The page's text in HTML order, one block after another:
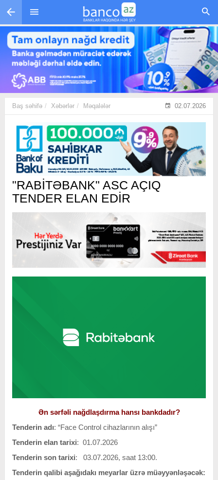
Skip to main content
Baş səhifə Xəbərlər Məqalələr 02.07.2026
"RABİTƏBANK" ASC AÇIQ
TENDER ELAN EDİR
Ən sərfəli nağdlaşdırma hansı bankdadır?
Tenderin adı: “Face Control cihazlarının alışı”
Tenderin elan tarixi: 01.07.2026
Tenderin son tarixi: 03.07.2026, saat 13:00.
Tenderin qalibi aşağıdakı meyarlar üzrə müəyyənləşəcək: